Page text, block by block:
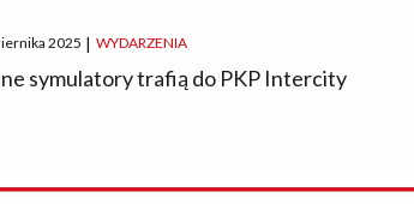
2025 | WYDARZENIA
symulatory trafią do PKP Intercity